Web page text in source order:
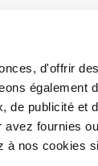
d'offrir
également
de publicité et
fournies
à nos cookies